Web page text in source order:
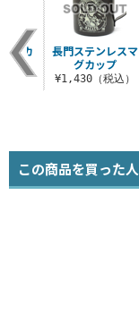
ンカ
込）
長門ステンレスマ
グカップ
¥1,430（税込）
この商品を買った